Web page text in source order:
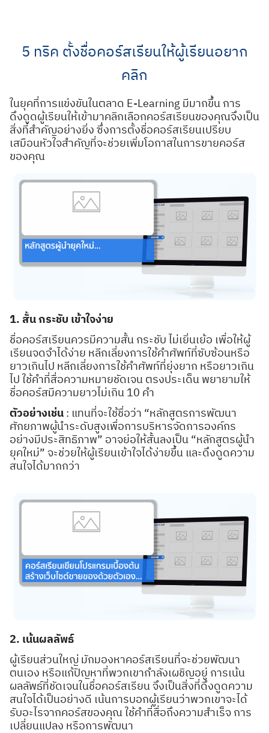
5 ทริค ตั้งชื่อคอร์สเรียนให้ผู้เรียนอยาก
คลิก
ในยุคที่การแข่งขันในตลาด E-Learning มีมากขึ้น การ
ดึงดูดผู้เรียนให้เข้ามาคลิกเลือกคอร์สเรียนของคุณจึงเป็น
สิ่งที่สำคัญอย่างยิ่ง ซึ่งการตั้งชื่อคอร์สเรียนเปรียบ
เสมือนหัวใจสำคัญที่จะช่วยเพิ่มโอกาสในการขายคอร์ส
ของคุณ
1. สั้น กระชับ เข้าใจง่าย
ชื่อคอร์สเรียนควรมีความสั้น กระชับ ไม่เยิ่นเย้อ เพื่อให้ผู้
เรียนจดจำได้ง่าย หลีกเลี่ยงการใช้คำศัพท์ที่ซับซ้อนหรือ
ยาวเกินไป หลีกเลี่ยงการใช้คำศัพท์ที่ยุ่งยาก หรือยาวเกิน
ไป ใช้คำที่สื่อความหมายชัดเจน ตรงประเด็น พยายามให้
ชื่อคอร์สมีความยาวไม่เกิน 10 คำ
ตัวอย่างเช่น : แทนที่จะใช้ชื่อว่า “หลักสูตรการพัฒนา
ศักยภาพผู้นำระดับสูงเพื่อการบริหารจัดการองค์กร
อย่างมีประสิทธิภาพ” อาจย่อให้สั้นลงเป็น “หลักสูตรผู้นำ
ยุคใหม่” จะช่วยให้ผู้เรียนเข้าใจได้ง่ายขึ้น และดึงดูดความ
สนใจได้มากกว่า
2. เน้นผลลัพธ์
ผู้เรียนส่วนใหญ่ มักมองหาคอร์สเรียนที่จะช่วยพัฒนา
ตนเอง หรือแก้ปัญหาที่พวกเขากำลังเผชิญอยู่ การเน้น
ผลลัพธ์ที่ชัดเจนในชื่อคอร์สเรียน จึงเป็นสิ่งที่ดึงดูดความ
สนใจได้เป็นอย่างดี เน้นการบอกผู้เรียนว่าพวกเขาจะได้
รับอะไรจากคอร์สของคุณ ใช้คำที่สื่อถึงความสำเร็จ การ
เปลี่ยนแปลง หรือการพัฒนา